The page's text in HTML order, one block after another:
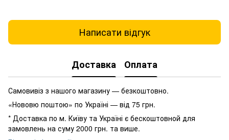
Написати відгук
Доставка Оплата
Самовивіз з нашого магазину — безкоштовно.
«Нововю поштою» по Україні — від 75 грн.
* Доставка по м. Київу та Україні є бескоштовной для
замовлень на суму 2000 грн. та више.